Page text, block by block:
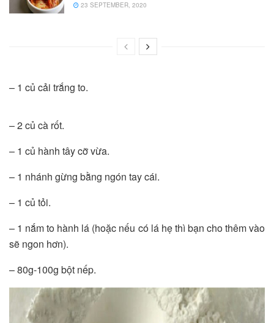
23 SEPTEMBER, 2020
– 1 củ cải trắng to.
– 2 củ cà rốt.
– 1 củ hành tây cỡ vừa.
– 1 nhánh gừng bằng ngón tay cái.
– 1 củ tỏi.
– 1 nắm to hành lá (hoặc nếu có lá hẹ thì bạn cho thêm vào
sẽ ngon hơn).
– 80g-100g bột nếp.